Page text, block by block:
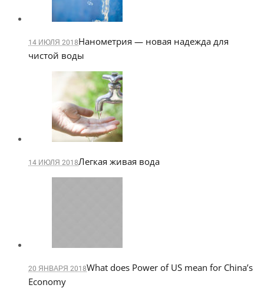
14 ИЮЛЯ 2018Нанометрия — новая надежда для
чистой воды
14 ИЮЛЯ 2018Легкая живая вода
20 ЯНВАРЯ 2018What does Power of US mean for China’s
Economy